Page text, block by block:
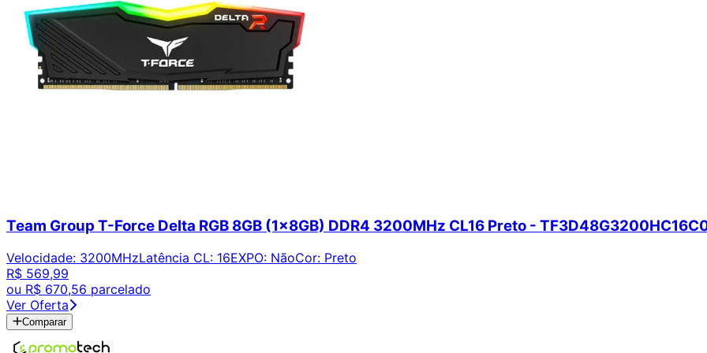
Team Group T-Force Delta RGB 8GB (1x8GB) DDR4 3200MHz CL16 Preto -
Velocidade: 3200MHzLatência CL: 16EXPO: NãoCor: Preto
R$ 569,99
ou R$ 670,56 parcelado
Ver Oferta
Comparar